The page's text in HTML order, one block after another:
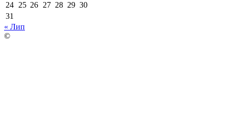
24 25 26 27 28 29 30
31
« Лип
©